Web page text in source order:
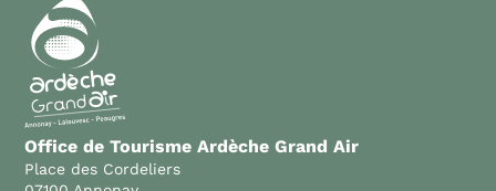
Office de Tourisme Ardèche Grand Air
Place des Cordeliers